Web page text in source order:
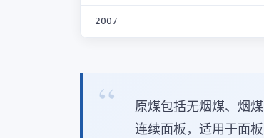
2007
原煤包括无烟煤、烟
连续面板，适用于面